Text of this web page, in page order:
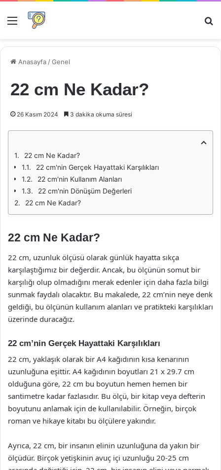
Menü
Anasayfa /Genel
22 cm Ne Kadar?
26 Kasım 2024 3 dakika okuma süresi
22 cm Ne Kadar?
22 cm'nin Gerçek Hayattaki Karşılıkları
22 cm'nin Kullanım Alanları
22 cm'nin Dönüşüm Değerleri
22 cm Ne Kadar?
22 cm Ne Kadar?
22 cm, uzunluk ölçüsü olarak günlük hayatta sıkça
karşılaştığımız bir değerdir. Ancak, bu ölçünün somut bir
karşılığı olup olmadığını merak edenler için daha fazla bilgi
sunmak faydalı olacaktır. Bu makalede, 22 cm’nin neye denk
geldiği, bu ölçünün kullanım alanları ve pratikteki karşılıkları
üzerinde duracağız.
22 cm’nin Gerçek Hayattaki Karşılıkları
22 cm, yaklaşık olarak bir A4 kağıdının kısa kenarının
uzunluğuna eşittir. A4 kağıdının boyutları 21 x 29.7 cm
olduğuna göre, 22 cm bu boyutun hemen hemen bir
santimetre kadar fazlasıdır. Bu ölçü, bir kitap veya defterin
boyutunu anlamak için de kullanılabilir. Örneğin, birçok
roman ve hikaye kitabı bu ölçülere yakındır.
Ayrıca, 22 cm, bir insanın elinin uzunluğuna da yakın bir
ölçüdür. Birçok yetişkinin avuç içi uzunluğu 20-25 cm